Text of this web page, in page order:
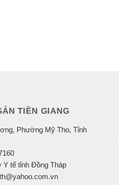
TIỀN GIANG
Phường Mỹ Tho, Tỉnh
Y tế tỉnh Đồng Tháp